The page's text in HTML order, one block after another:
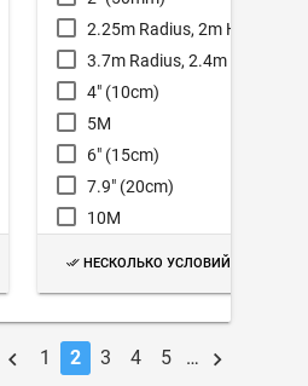
2.25m Radius, 2m Height
3.7m Radius, 2.4m Height
4" (10cm)
5M
6" (15cm)
7.9" (20cm)
10M
19.7" (50cm) 1.6'
23.6" (60cm) 2.0'
НЕСКОЛЬКО УСЛОВИЙ
1 2 3 4 5 …